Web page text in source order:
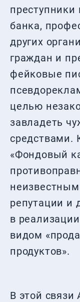
преступники
банка,
других
граждан и
фейковые
целью
завладеть
«Фондовый
репутации и
в
видом
продуктов».
В этой